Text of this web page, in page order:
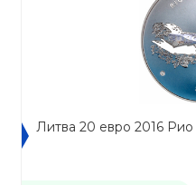
Литва 20 евро 2016 Рио